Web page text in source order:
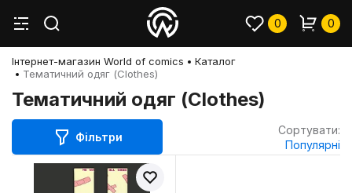
0 0
Інтернет-магазин World of comics
Каталог
Тематичний одяг (Clothes)
Тематичний одяг (Clothes)
Фільтри
Сортувати:
Популярні